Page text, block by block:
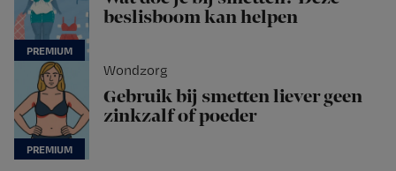
beslisboom kan helpen
Wondzorg
Gebruik bij smetten liever geen
zinkzalf of poeder